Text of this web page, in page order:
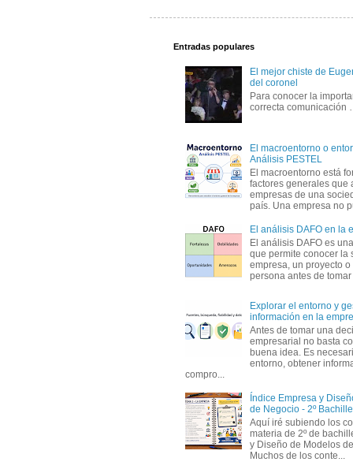
Entradas populares
El mejor chiste de
del coronel
Para conocer la
correcta
El macroentorno o
Análisis PESTEL
El macroentorno está
factores generales que
empresas de una
país. Una empresa no
El análisis DAFO en la
El análisis DAFO es
que permite conocer la
empresa, un proyecto
persona antes de
Explorar el entorno y
información en la
Antes de tomar una
empresarial no basta
buena idea. Es
entorno, obtener
compro...
Índice Empresa y
de Negocio - 2º
Aquí iré subiendo los
materia de 2º de
y Diseño de Modelos
Muchos de los conte...